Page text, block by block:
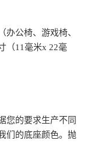
办公椅、游戏椅、
（11毫米x 22毫
您的要求生产不同
们的底座颜色。抛